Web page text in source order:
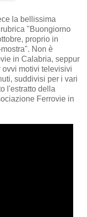
la bellissima
"Buongiorno
proprio in
Non è
in Calabria, seppur
ovvi motivi televisivi
suddivisi per i vari
l'estratto della
Ferrovie in